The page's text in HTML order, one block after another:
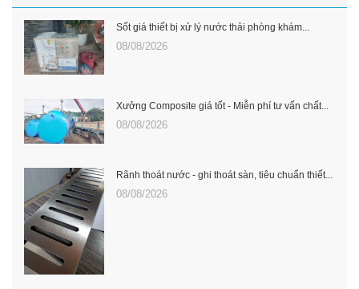
Sốt giá thiết bị xử lý nước thải phòng khám...
08/08/2026
Xưởng Composite giá tốt - Miễn phí tư vấn chất...
08/08/2026
Rãnh thoát nước - ghi thoát sàn, tiêu chuẩn thiết...
08/08/2026